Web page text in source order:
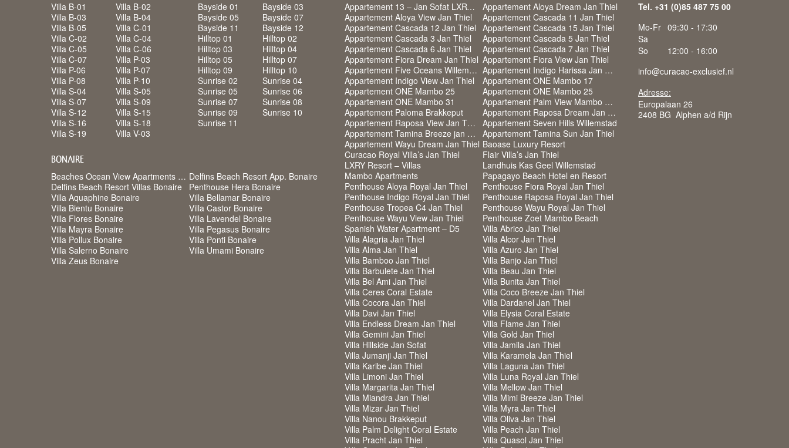
Villa B-01
Villa B-02
Villa B-03
Villa B-04
Villa B-05
Villa C-01
Villa C-02
Villa C-04
Villa C-05
Villa C-06
Villa C-07
Villa P-03
Villa P-06
Villa P-07
Villa P-08
Villa P-10
Villa S-04
Villa S-05
Villa S-07
Villa S-09
Villa S-12
Villa S-15
Villa S-16
Villa S-18
Villa S-19
Villa V-03
Bayside 01
Bayside 03
Bayside 05
Bayside 07
Bayside 11
Bayside 12
Hilltop 01
Hilltop 02
Hilltop 03
Hilltop 04
Hilltop 05
Hilltop 07
Hilltop 09
Hilltop 10
Sunrise 02
Sunrise 04
Sunrise 05
Sunrise 06
Sunrise 07
Sunrise 08
Sunrise 09
Sunrise 10
Sunrise 11
BONAIRE
Beaches Ocean View Apartments Bonaire Delfins Beach Resort App. Bonaire
Delfins Beach Resort Villas Bonaire
Penthouse Hera Bonaire
Villa Aquaphine Bonaire
Villa Bellamar Bonaire
Villa Bientu Bonaire
Villa Castor Bonaire
Villa Flores Bonaire
Villa Lavendel Bonaire
Villa Mayra Bonaire
Villa Pegasus Bonaire
Villa Pollux Bonaire
Villa Ponti Bonaire
Villa Salerno Bonaire
Villa Umami Bonaire
Villa Zeus Bonaire
Appartement 13 – Jan Sofat LXRY Resort
Appartement Aloya Dream Jan Thiel
Appartement Aloya View Jan Thiel
Appartement Cascada 11 Jan Thiel
Appartement Cascada 12 Jan Thiel Appartement Cascada 15 Jan Thiel
Appartement Cascada 3 Jan Thiel
Appartement Cascada 5 Jan Thiel
Appartement Cascada 6 Jan Thiel
Appartement Cascada 7 Jan Thiel
Appartement Fiora Dream Jan Thiel Appartement Fiora View Jan Thiel
Appartement Five Oceans Willemstad
Appartement Indigo Harissa Jan Thiel
Appartement Indigo View Jan Thiel
Appartement ONE Mambo 17
Appartement ONE Mambo 25
Appartement ONE Mambo 25
Appartement ONE Mambo 31
Appartement Palm View Mambo Beach
Appartement Paloma Brakkeput
Appartement Raposa Dream Jan Thiel
Appartement Raposa View Jan Thiel
Appartement Seven Hills Willemstad
Appartement Tamina Breeze jan Thiel
Appartement Tamina Sun Jan Thiel
Appartement Wayu Dream Jan Thiel Baoase Luxury Resort
Curacao Royal Villa’s Jan Thiel
Flair Villa’s Jan Thiel
LXRY Resort – Villas
Landhuis Kas Geel Willemstad
Mambo Apartments
Papagayo Beach Hotel en Resort
Penthouse Aloya Royal Jan Thiel
Penthouse Fiora Royal Jan Thiel
Penthouse Indigo Royal Jan Thiel
Penthouse Raposa Royal Jan Thiel
Penthouse Tropea C4 Jan Thiel
Penthouse Wayu Royal Jan Thiel
Penthouse Wayu View Jan Thiel
Penthouse Zoet Mambo Beach
Spanish Water Apartment – D5
Villa Abrico Jan Thiel
Villa Alagria Jan Thiel
Villa Alcor Jan Thiel
Villa Alma Jan Thiel
Villa Azuro Jan Thiel
Villa Bamboo Jan Thiel
Villa Banjo Jan Thiel
Villa Barbulete Jan Thiel
Villa Beau Jan Thiel
Villa Bel Ami Jan Thiel
Villa Bunita Jan Thiel
Villa Ceres Coral Estate
Villa Coco Breeze Jan Thiel
Villa Cocora Jan Thiel
Villa Dardanel Jan Thiel
Villa Davi Jan Thiel
Villa Elysia Coral Estate
Villa Endless Dream Jan Thiel
Villa Flame Jan Thiel
Villa Gemini Jan Thiel
Villa Gold Jan Thiel
Villa Hillside Jan Sofat
Villa Jamila Jan Thiel
Villa Jumanji Jan Thiel
Villa Karamela Jan Thiel
Villa Karibe Jan Thiel
Villa Laguna Jan Thiel
Villa Limoni Jan Thiel
Villa Luna Royal Jan Thiel
Villa Margarita Jan Thiel
Villa Mellow Jan Thiel
Villa Miandra Jan Thiel
Villa Mimi Breeze Jan Thiel
Villa Mizar Jan Thiel
Villa Myra Jan Thiel
Villa Nanou Brakkeput
Villa Oliva Jan Thiel
Villa Palm Delight Coral Estate
Villa Peach Jan Thiel
Villa Pracht Jan Thiel
Villa Quasol Jan Thiel
Tel. +31 (0)85 487 75 00
Mo-Fr 09:30 - 17:30
Sa
So
12:00 - 16:00
info@curacao-exclusief.nl
Adresse:
Europalaan 26
2408 BG Alphen a/d Rijn